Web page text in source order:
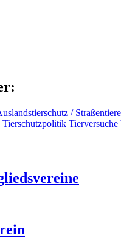
/ Straßentiere
Tierschutzpolitik Tierversuche